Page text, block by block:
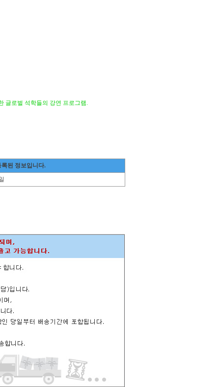
글로벌 석학들의 강연 프로그램.
된 정보입니다.